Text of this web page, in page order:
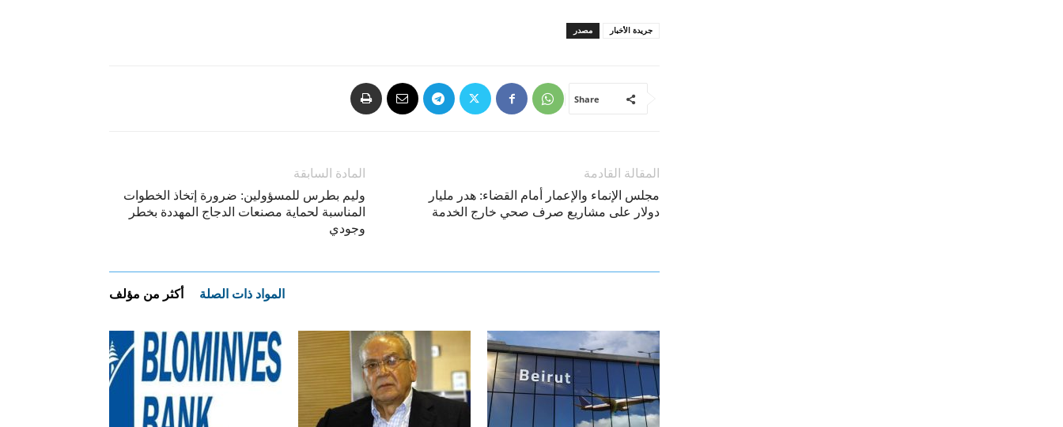
مصدر جريدة الأخبار
Share
المادة السابقة
وليم بطرس للمسؤولين: ضرورة إتخاذ الخطوات
المناسبة لحماية مصنعات الدجاج المهددة بخطر
وجودي
المقالة القادمة
مجلس الإنماء والإعمار أمام القضاء: هدر مليار
دولار على مشاريع صرف صحي خارج الخدمة
المواد ذات الصلة أكثر من مؤلف